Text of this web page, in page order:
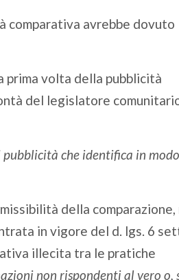
comparativa avrebbe dovuto
prima volta della pubblicità
del legislatore
pubblicità che identifica in modo
della comparazione,
in vigore del d. lgs. 6
illecita tra le pratiche
non rispondenti al vero o,